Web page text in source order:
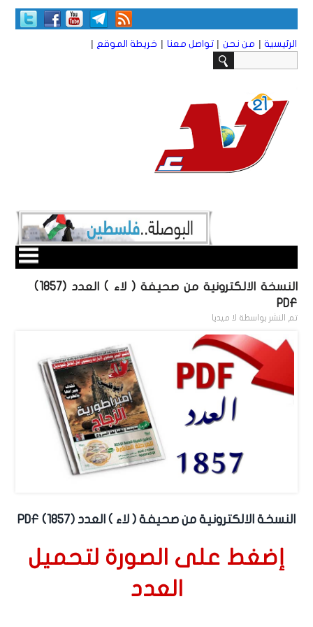
الرئيسية | من نحن | تواصل معنا | خريطة الموقع |
النسخة الالكترونية من صحيفة ( لاء ) العدد (1857)
PDF
تم النشر بواسطة لا ميديا
النسخة الالكترونية من صحيفة ( لاء ) العدد (1857) PDF
إضغط على الصورة لتحميل
العدد